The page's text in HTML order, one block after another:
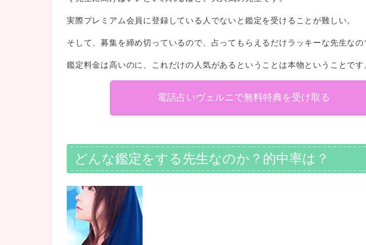
実際プレミアム会員に登録している人でないと鑑定を受けることが難しい。
そして、募集を締め切っているので、占ってもらえるだけラッキーな先生なの
鑑定料金は高いのに、これだけの人気があるということは本物ということです
電話占いヴェルニで無料特典を受け取る
どんな鑑定をする先生なのか？的中率は？